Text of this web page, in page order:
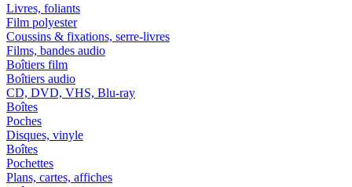
Livres, foliants
Film polyester
Coussins & fixations, serre-livres
Films, bandes audio
Boîtiers film
Boîtiers audio
CD, DVD, VHS, Blu-ray
Boîtes
Poches
Disques, vinyle
Boîtes
Pochettes
Plans, cartes, affiches